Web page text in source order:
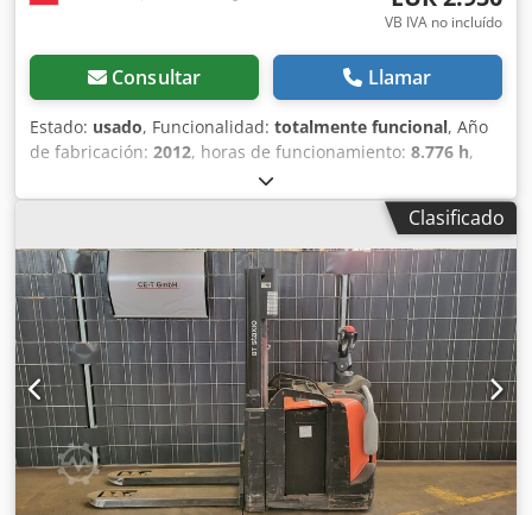
VB IVA no incluído
Consultar Llamar
Estado: usado, Funcionalidad: totalmente funcional, Año
de fabricación: 2012, horas de funcionamiento: 8.776 h,
1.600 kg, altura de elevación:
mm, ascensor libre:2.750 mm, tipo de combustible:
, altura de construcción:
3.390 mm, tipo de accionamiento:Elektro, Apilador de
mástil retráctil Centro de gravedad de la carga: 600 Tipo
de mástil: tríplex Estado: listo para su uso y totalmente
operativo Estado técnico: bueno Neumáticos delanteros,
tipo: poliuretano Neumáticos traseros, tipo: poliuretano
Voltaje de la batería: 48 V Capacidad de la batería: 775 Ah
Dcsdpfxsxc Rzuo Anmok Año de fabricación de la batería:
2012 Descripción: Desplazador lateral, sin horquilla
(incluye las puntas de la horquilla) 3.º circuito hidráulico,
4.º circuito hidráulico, elevación de mástil libre, certificado
CE, LED.
Clasificado